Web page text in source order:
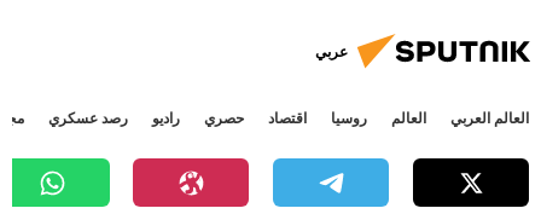
عربي
العالم العربي العالم روسيا اقتصاد حصري راديو رصد عسكري